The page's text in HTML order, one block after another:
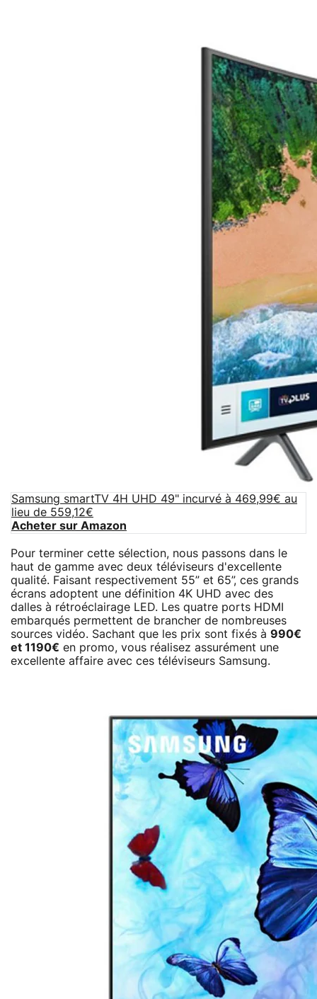
Samsung smartTV 4H UHD 49" incurvé à 469,99€ au
lieu de 559,12€
Acheter sur Amazon
Pour terminer cette sélection, nous passons dans le
haut de gamme avec deux téléviseurs d'excellente
qualité. Faisant respectivement 55” et 65”, ces grands
écrans adoptent une définition 4K UHD avec des
dalles à rétroéclairage LED. Les quatre ports HDMI
embarqués permettent de brancher de nombreuses
sources vidéo. Sachant que les prix sont fixés à 990€
et 1190€ en promo, vous réalisez assurément une
excellente affaire avec ces téléviseurs Samsung.